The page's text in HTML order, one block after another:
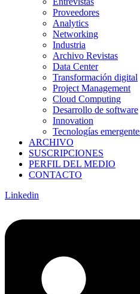
Proveedores
Analytics
Networking
Industria
Archivo Revistas
Data Center
Transformación digital
Project Management
Cloud Computing
Desarrollo de software
Innovation
Tecnologías
ARCHIVO
SUSCRIPCIONES
PERFIL DEL MEDIO
CONTACTO
Linkedin